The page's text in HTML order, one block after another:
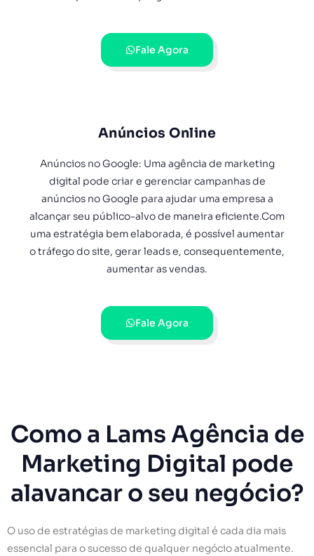
Fale Agora
Anúncios Online
Anúncios no Google: Uma agência de marketing
digital pode criar e gerenciar campanhas de
anúncios no Google para ajudar uma empresa a
alcançar seu público-alvo de maneira eficiente.Com
uma estratégia bem elaborada, é possível aumentar
o tráfego do site, gerar leads e, consequentemente,
aumentar as vendas.
Fale Agora
Como a Lams Agência de
Marketing Digital pode
alavancar o seu negócio?
O uso de estratégias de marketing digital é cada dia mais
essencial para o sucesso de qualquer negócio atualmente.